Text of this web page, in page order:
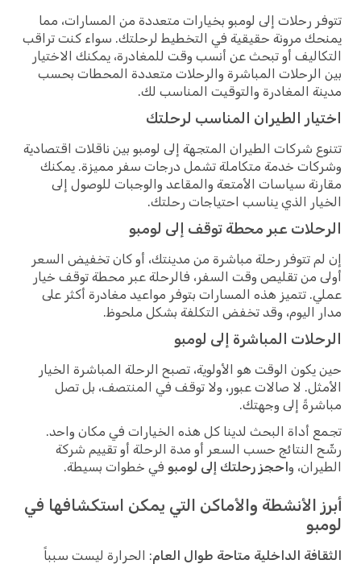
تتوفر رحلات إلى لومبو بخيارات متعددة من المسارات، مما
يمنحك مرونة حقيقية في التخطيط لرحلتك. سواء كنت تراقب
التكاليف أو تبحث عن أنسب وقت للمغادرة، يمكنك الاختيار
بين الرحلات المباشرة والرحلات متعددة المحطات بحسب
مدينة المغادرة والتوقيت المناسب لك.
اختيار الطيران المناسب لرحلتك
تتنوع شركات الطيران المتجهة إلى لومبو بين ناقلات اقتصادية
وشركات خدمة متكاملة تشمل درجات سفر مميزة. يمكنك
مقارنة سياسات الأمتعة والمقاعد والوجبات للوصول إلى
الخيار الذي يناسب احتياجات رحلتك.
الرحلات عبر محطة توقف إلى لومبو
إن لم تتوفر رحلة مباشرة من مدينتك، أو كان تخفيض السعر
أولى من تقليص وقت السفر، فالرحلة عبر محطة توقف خيار
عملي. تتميز هذه المسارات بتوفر مواعيد مغادرة أكثر على
مدار اليوم، وقد تخفض التكلفة بشكل ملحوظ.
الرحلات المباشرة إلى لومبو
حين يكون الوقت هو الأولوية، تصبح الرحلة المباشرة الخيار
الأمثل. لا صالات عبور، ولا توقف في المنتصف، بل تصل
مباشرةً إلى وجهتك.
تجمع أداة البحث لدينا كل هذه الخيارات في مكان واحد.
رشّح النتائج حسب السعر أو مدة الرحلة أو تقييم شركة
الطيران، واحجز رحلتك إلى لومبو في خطوات بسيطة.
أبرز الأنشطة والأماكن التي يمكن استكشافها في
لومبو
الثقافة الداخلية متاحة طوال العام: الحرارة ليست سبباً